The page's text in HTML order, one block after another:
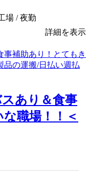
場 / 夜勤
詳細を表示
あり＆食事
職場！！＜